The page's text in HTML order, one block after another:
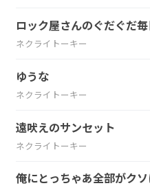
ロック屋さんのぐだぐだ毎
ネクライトーキー
ゆうな
ネクライトーキー
遠吠えのサンセット
ネクライトーキー
俺にとっちゃあ全部がク